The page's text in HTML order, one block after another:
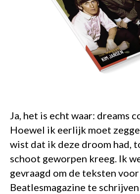
Ja, het is echt waar: dreams
Hoewel ik eerlijk moet
wist dat ik deze droom had,
schoot geworpen kreeg. Ik
gevraagd om de teksten voor
Beatlesmagazine te